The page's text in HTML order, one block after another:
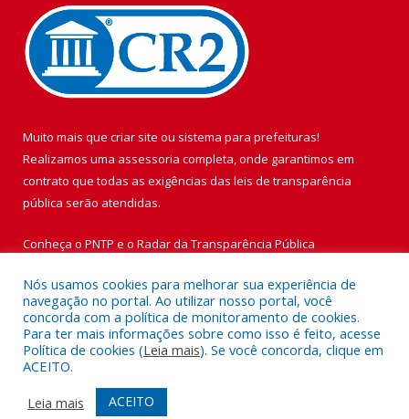
Muito mais que criar site ou sistema para prefeituras!
Realizamos uma assessoria completa, onde garantimos em
contrato que todas as exigências das leis de transparência
pública serão atendidas.
Conheça o PNTP e o Radar da Transparência Pública
Todos os direitos reservados a Prefeitura Municipal de Vigia de
Nazaré.
Mapa do Site
Acessar Área Administrativa
Nós usamos cookies para melhorar sua experiência de
navegação no portal. Ao utilizar nosso portal, você
concorda com a política de monitoramento de cookies.
Para ter mais informações sobre como isso é feito, acesse
Política de cookies (Leia mais). Se você concorda, clique em
ACEITO.
Leia mais
ACEITO